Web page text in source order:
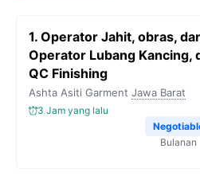
1. Operator Jahit, obras,
Operator Lubang Kancing,
QC Finishing
Ashta Asiti Garment Jawa Barat
3 Jam yang lalu
Bulanan